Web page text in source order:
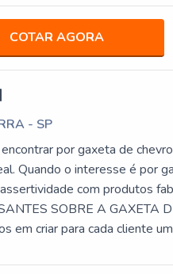
COTAR AGORA
- SP
por gaxeta de
Quando o interesse é por
com produtos
SOBRE A GAXETA
em criar para cada cliente